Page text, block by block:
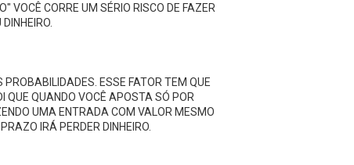
VOCÊ CORRE UM SÉRIO RISCO DE FAZER
ESSE FATOR TEM QUE
QUE QUANDO VOCÊ APOSTA SÓ POR
UMA ENTRADA COM VALOR MESMO
IRÁ PERDER DINHEIRO.